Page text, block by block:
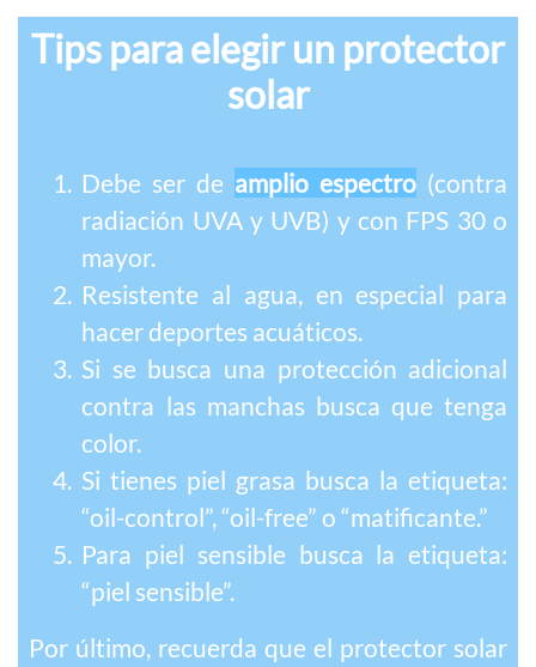
Tips para elegir un protector
solar
Debe ser de amplio espectro (contra
radiación UVA y UVB) y con FPS 30 o
mayor.
Resistente al agua, en especial para
hacer deportes acuáticos.
Si se busca una protección adicional
contra las manchas busca que tenga
color.
Si tienes piel grasa busca la etiqueta:
“oil-control”, “oil-free” o “matificante.”​
Para piel sensible busca la etiqueta:
“piel sensible”.
Por último, recuerda que el protector solar